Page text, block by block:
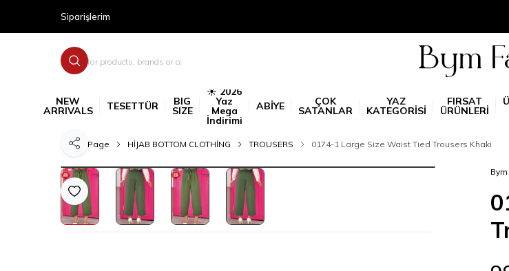
Siparişlerim
NEW
ARRIVALS TESETTÜR BIG
SIZE
☀️ 2026
Yaz
Mega
İndirimi
ABİYE ÇOK
SATANLAR
YAZ
KATEGORİSİ
FIRSAT
ÜRÜNLERİ
Home Page HİJAB BOTTOM CLOTHİNG TROUSERS 0174-1 Large Size Waist Tied Trousers Khaki
Add to Favorite
Share